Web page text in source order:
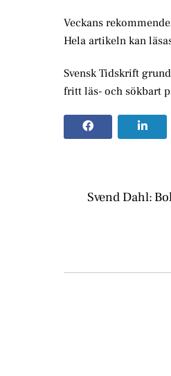
Veckans
Hela artikeln kan
Svensk Tidskrift
fritt läs- och sökbart
Svend Dahl: